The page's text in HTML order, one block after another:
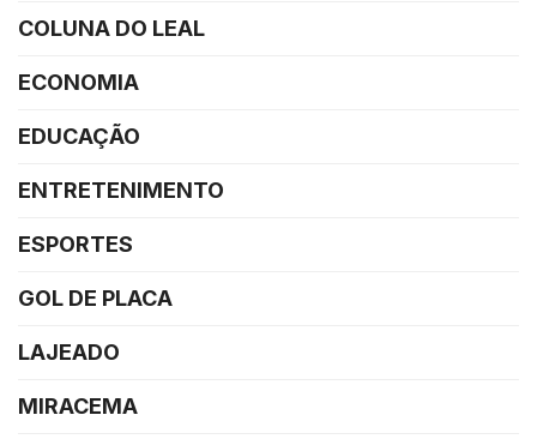
COLUNA DO LEAL
ECONOMIA
EDUCAÇÃO
ENTRETENIMENTO
ESPORTES
GOL DE PLACA
LAJEADO
MIRACEMA